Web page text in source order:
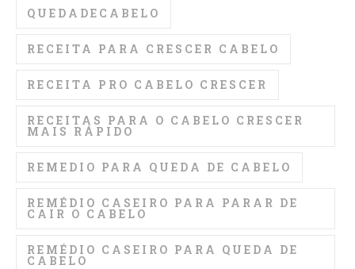
QUEDADECABELO
RECEITA PARA CRESCER CABELO
RECEITA PRO CABELO CRESCER
RECEITAS PARA O CABELO CRESCER
MAIS RÁPIDO
REMEDIO PARA QUEDA DE CABELO
REMÉDIO CASEIRO PARA PARAR DE
CAIR O CABELO
REMÉDIO CASEIRO PARA QUEDA DE
CABELO